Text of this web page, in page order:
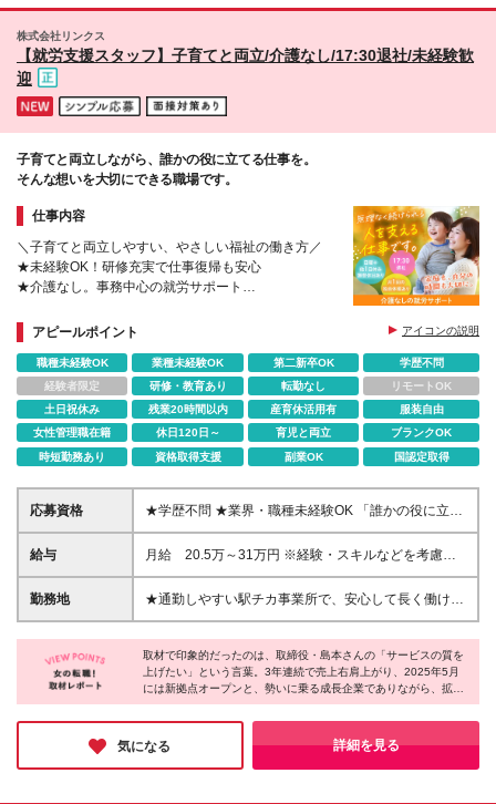
33-13 フォートリス船橋7F ■リンクス西船橋※2025
年春開設の新しい事業所です 千葉県船橋市葛飾町2-
クス大宮 埼玉県さいたま市大宮区大門町3-82-1 大
口 埼玉県川越市脇田町16-29 川越脇田ビル4F ■リン
クス川越西口 埼玉県川越市脇田本町10-24 藤蔵ロイ
ヤルビル4F ■自立訓練事業所リンクス川越 埼玉県川
越市脇田本町10-24 藤蔵ロイヤルビル2F
株式会社リンクス
【就労支援スタッフ】子育てと両立/介護なし/17:30退社/未経験歓
迎
子育てと両立しながら、誰かの役に立てる仕事を。
そんな想いを大切にできる職場です。
仕事内容
＼子育てと両立しやすい、やさしい福祉の働き方／
★未経験OK！研修充実で仕事復帰も安心
★介護なし。事務中心の就労サポート
★最大9連休も可能。家庭とのメリハリ◎
アピールポイント アイコンの説明
職種未経験OK 業種未経験OK 第二新卒OK
学歴不問
経験者限定
研修・教育あり 転勤なし
リモートOK
土日祝休み
残業20時間以内 産育休活用有
服装自由
女性管理職在籍
休日120日～ 育児と両立
ブランクOK
時短勤務あり
資格取得支援 副業OK 国認定取得
応募資格
★学歴不問 ★業界・職種未経験OK 「誰かの役に立つ
仕事がしたい」 「人の笑顔に関われる仕事がした
い」 そんな想いがあれば、経験や知識は問いませ
子育て経験・事務経験・接客経験など、 あなたの人
生経験そのものが、支援の現場で活かせます。 入社
ら少しずつ学びながら、 先輩スタッフがそばでサポ
ートするので、 久しぶりの仕事復帰でも安心してス
タートできます。 職場は、困ったことや不安をすぐ
に相談できる 風通しの良い、あたたかな雰囲気。
「無理なく働きたい」 「人の役に立つ実感を持ちな
がら働きたい」 そんな気持ちを大切にしたい方に、
ぜひ仲間になっていただきたいと思っています。
給与
月給 20.5万～31万円 ※経験・スキルなどを考慮
し、決定します。 ※残業代は別途全額支給します。 ※
インセンティブは、目標を達成した月に支給します。
実績により支給） 【サービス管理責任者】 月給30万
円～39万円 ※資格取得状況により考慮いたします
勤務地
★通勤しやすい駅チカ事業所で、安心して長く働けま
す 千葉県・埼玉県に展開する 就労移行支援事業所
「リンクス」のいずれかに配属となります。 すべて
の事業所が駅から徒歩圏内にあり、毎日の通勤も快適
です。 ★事業所の雰囲気がわかる動画を公開中 スタ
ッフの働く様子や職場の空気感を、 YouTube・関連
リンクでご覧いただけます。 入社後のイメージを持
ってから応募できるので安心です。 ＜千葉県エリア
＞ ■リンクス松戸 千葉県松戸市根本6-1 シェモア松
取材で印象的だったのは、取締役・島本さんの「サービスの質を
上げたい」という言葉。3年連続で売上右肩上がり、2025年5月
には新拠点オープンと、勢いに乗る成長企業でありながら、拡大
一辺倒ではない姿勢に共感しました。組織強化のフェーズだから
こそ、会社づくりにも携わるチャンスもあるのだそう。さらに
「社員の働きやすさも改善したい」と制度・環境整備にも本気で
す。安定と成長、両方を手に入れられる会社だと感じました！
気になる 詳細を見る